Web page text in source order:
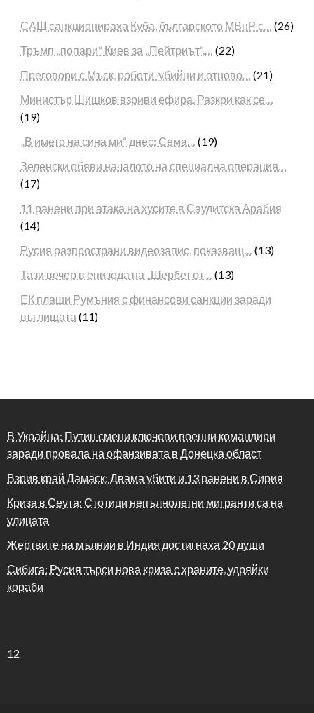
САЩ санкционираха Куба, българското МВнР с… (26)
Тръмп „попари“ Киев за „Пейтриът“,… (22)
Преговори с Мъск, роботи-убийци и отново… (21)
Министър Шишков взриви ефира. Разкри как се…
(19)
„В името на сина ми“ днес: Сема… (19)
Зеленски обяви началото на специална операция…
(17)
11 ранени при атака на хусите в Саудитска Арабия
(14)
Русия разпространи видеозапис, показващ… (13)
Тази вечер в епизода на „Шербет от… (13)
ЕК плаши Румъния с финансови санкции заради
въглищата (11)
В Украйна: Путин смени ключови военни командири
заради провала на офанзивата в Донецка област
Взрив край Дамаск: Двама убити и 13 ранени в Сирия
Криза в Сеута: Стотици непълнолетни мигранти са на
улицата
Жертвите на мълнии в Индия достигнаха 20 души
Сибига: Русия търси нова криза с храните, удряйки
кораби
12